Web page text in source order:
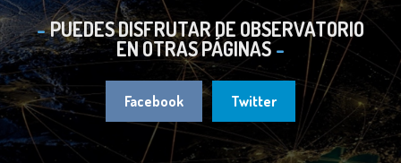
PUEDES DISFRUTAR DE OBSERVATORIO
EN OTRAS PÁGINAS
Facebook Twitter